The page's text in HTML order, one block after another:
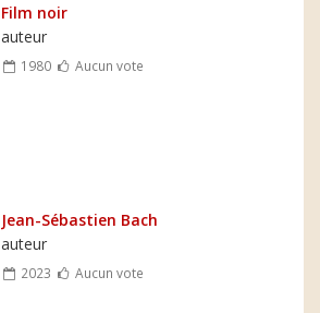
Film noir
auteur
1980 Aucun vote
Jean-Sébastien Bach
auteur
2023 Aucun vote